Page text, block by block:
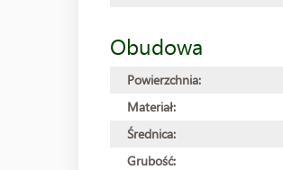
Obudowa
Powierzchnia:
Materiał:
Średnica:
Grubość: